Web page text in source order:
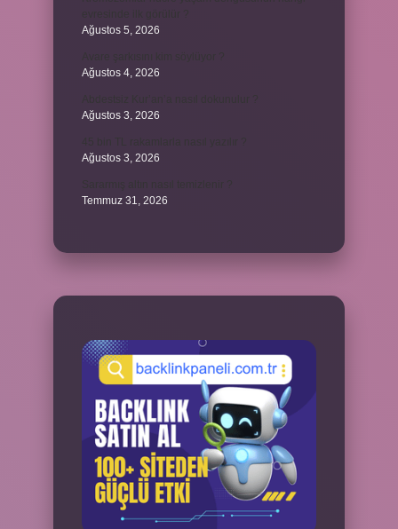
Ağustos 5, 2026
Ağustos 4, 2026
Ağustos 3, 2026
Ağustos 3, 2026
Temmuz 31, 2026